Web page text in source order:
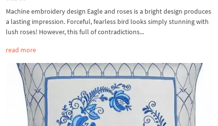
Machine embroidery design Eagle and roses is a bright design produces
a lasting impression. Forceful, fearless bird looks simply stunning with
lush roses! However, this full of contradictions...
read more